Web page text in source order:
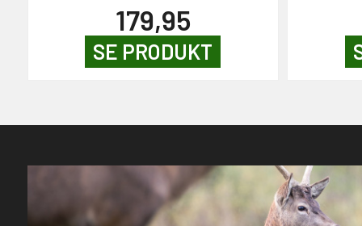
179,95
SE PRODUKT